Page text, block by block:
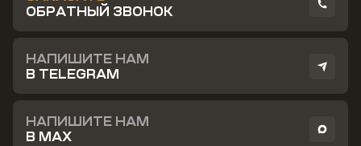
ОБРАТНЫЙ ЗВОНОК
НАПИШИТЕ НАМ
В TELEGRAM
НАПИШИТЕ НАМ
В MAX